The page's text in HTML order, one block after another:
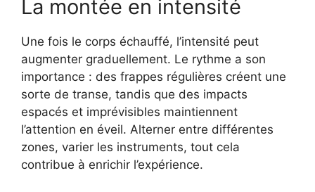
La montée en intensité
Une fois le corps échauffé, l’intensité peut
augmenter graduellement. Le rythme a son
importance : des frappes régulières créent une
sorte de transe, tandis que des impacts
espacés et imprévisibles maintiennent
l’attention en éveil. Alterner entre différentes
zones, varier les instruments, tout cela
contribue à enrichir l’expérience.